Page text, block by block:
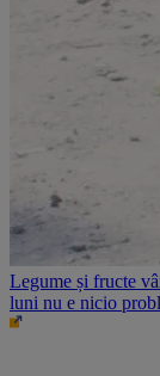
Legume și fructe
luni nu e nicio